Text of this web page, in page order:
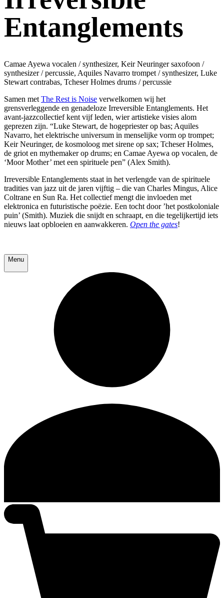
Entanglements
Camae Ayewa vocalen / synthesizer, Keir Neuringer saxofoon /
synthesizer / percussie, Aquiles Navarro trompet / synthesizer, Luke
Stewart contrabas, Tcheser Holmes drums / percussie
Samen met The Rest is Noise verwelkomen wij het
grensverleggende en genadeloze Irreversible Entanglements. Het
avant-jazzcollectief kent vijf leden, wier artistieke visies alom
geprezen zijn. “Luke Stewart, de hogepriester op bas; Aquiles
Navarro, het elektrische universum in menselijke vorm op trompet;
Keir Neuringer, de kosmoloog met sirene op sax; Tcheser Holmes,
de griot en mythemaker op drums; en Camae Ayewa op vocalen, de
‘Moor Mother’ met een spirituele pen” (Alex Smith).
Irreversible Entanglements staat in het verlengde van de spirituele
tradities van jazz uit de jaren vijftig – die van Charles Mingus, Alice
Coltrane en Sun Ra. Het collectief mengt die invloeden met
elektronica en futuristische poëzie. Een tocht door ’het postkoloniale
puin’ (Smith). Muziek die snijdt en schraapt, en die tegelijkertijd iets
nieuws laat opbloeien en aanwakkeren. Open the gates!
Menu